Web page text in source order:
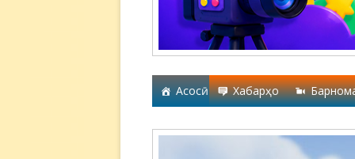
Асосӣ Хабарҳо